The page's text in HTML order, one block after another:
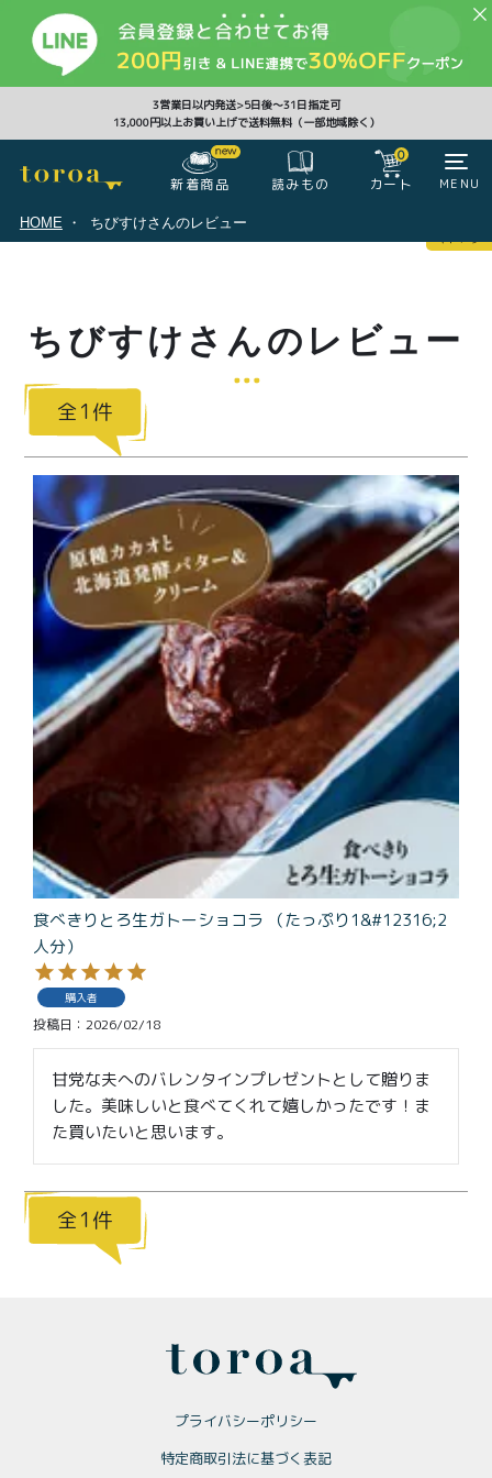
3営業日以内発送>5日後〜31日指定可
13,000円以上お買い上げで送料無料（一部地域除く）
新着商品 読みもの
0
カート MENU
CLOSE
0
注文履歴 会員登録情報 ポイント
商品一覧
とろ生ガトーショコラ
とろ生 まとめ買いお得
セット
お中元
紅茶toroaTea
焼き菓子
メルマガ会員様限定
toroa夏のアウトレッ
トセール
とろ生チーズケーキ
濃抹茶とろ生ガトーシ
ョコラ
とろ生シュー
クッキー缶
紅茶toroaTeaギフト
お誕生日セット
手さげ袋
季節限定
価格別
¥2,000〜¥3,999
¥6,000〜
〜¥1,999
¥4,000〜¥5,999
TOP
商品
メンバー特典
HOME ちびすけさんのレビュー
ちびすけさんのレビュー
1
食べきりとろ生ガトーショコラ （たっぷり1&#12316;2
人分）
購入者
投稿日 2026/02/18
甘党な夫へのバレンタインプレゼントとして贈りま
した。美味しいと食べてくれて嬉しかったです！ま
た買いたいと思います。
1
プライバシーポリシー
特定商取引法に基づく表記